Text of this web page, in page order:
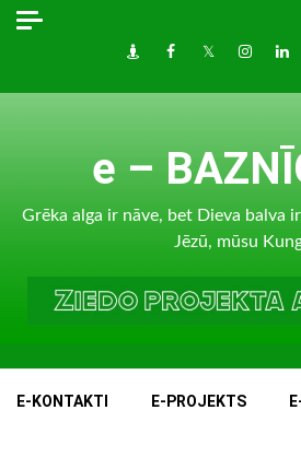
Skip
DraugiemFacebook
Twitter
e –
Grēka alga ir nāve, bet Dieva balva
Jēzū, mūsu
E-KONTAKTI E-PROJEKTS